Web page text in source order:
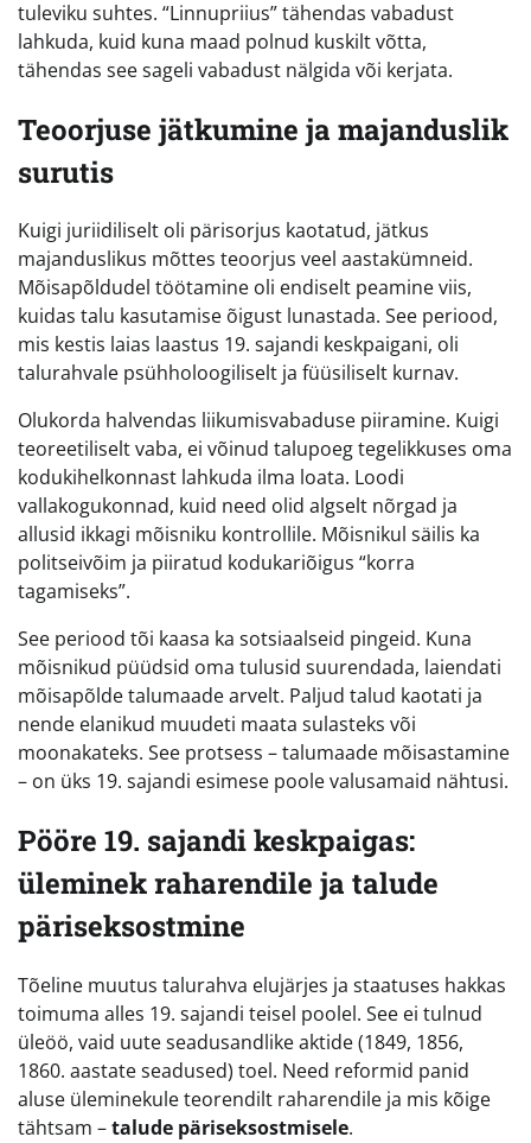
tuleviku suhtes. “Linnupriius” tähendas vabadust
lahkuda, kuid kuna maad polnud kuskilt võtta,
tähendas see sageli vabadust nälgida või kerjata.
Teoorjuse jätkumine ja majanduslik
surutis
Kuigi juriidiliselt oli pärisorjus kaotatud, jätkus
majanduslikus mõttes teoorjus veel aastakümneid.
Mõisapõldudel töötamine oli endiselt peamine viis,
kuidas talu kasutamise õigust lunastada. See periood,
mis kestis laias laastus 19. sajandi keskpaigani, oli
talurahvale psühholoogiliselt ja füüsiliselt kurnav.
Olukorda halvendas liikumisvabaduse piiramine. Kuigi
teoreetiliselt vaba, ei võinud talupoeg tegelikkuses oma
kodukihelkonnast lahkuda ilma loata. Loodi
vallakogukonnad, kuid need olid algselt nõrgad ja
allusid ikkagi mõisniku kontrollile. Mõisnikul säilis ka
politseivõim ja piiratud kodukariõigus “korra
tagamiseks”.
See periood tõi kaasa ka sotsiaalseid pingeid. Kuna
mõisnikud püüdsid oma tulusid suurendada, laiendati
mõisapõlde talumaade arvelt. Paljud talud kaotati ja
nende elanikud muudeti maata sulasteks või
moonakateks. See protsess – talumaade mõisastamine
– on üks 19. sajandi esimese poole valusamaid nähtusi.
Pööre 19. sajandi keskpaigas:
üleminek raharendile ja talude
päriseksostmine
Tõeline muutus talurahva elujärjes ja staatuses hakkas
toimuma alles 19. sajandi teisel poolel. See ei tulnud
üleöö, vaid uute seadusandlike aktide (1849, 1856,
1860. aastate seadused) toel. Need reformid panid
aluse üleminekule teorendilt raharendile ja mis kõige
tähtsam –talude päriseksostmisele.